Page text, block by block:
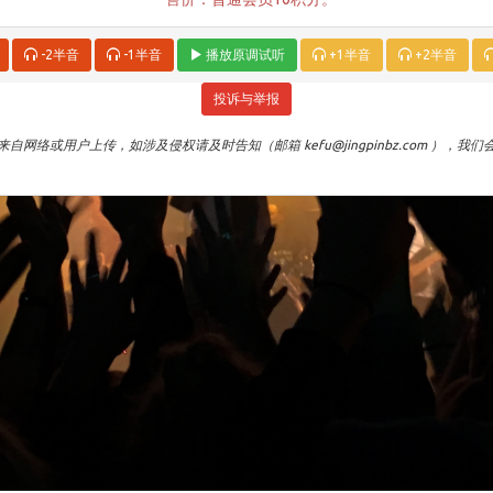
-2半音 -1半音 播放原调试听 +1半音 +2半音
投诉与举报
自网络或用户上传，如涉及侵权请及时告知（邮箱 kefu@jingpinbz.com ），我们